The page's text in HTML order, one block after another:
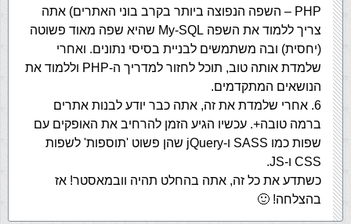
PHP – השפה הנפוצה ביותר בקרב בוני האתרים) אתה
צריך ללמוד את השפה My-SQL שהיא שפה מאוד פשוטה
(יחסית) ובה משתמשים לבניית בסיסי נתונים. ואחרי
שלמדת אותה טוב, תוכל לחזור למדריך ה-PHP וללמוד את
הנושאים המתקדמים.
6. אחרי שלמדת את זה, אתה כבר יודע לבנות אתרים
ברמה טובה+. עכשיו הגיע הזמן להרחיב את האופקים עם
שפות כמו SASS ו-jQuery שהן פשוט 'תוספות' לשפות
CSS ו-JS.
כשתדע את כל זה, אתה בהחלט תהיה וובמאסטר! אז
בהצלחה! 🙂